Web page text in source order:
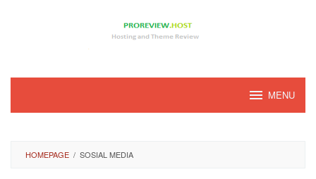
MENU
HOMEPAGE / SOSIAL MEDIA